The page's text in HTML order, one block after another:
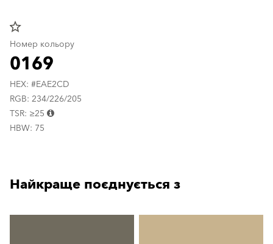
star_border
Номер кольору
0169
HEX: #EAE2CD
RGB: 234/226/205
TSR: ≥25
HBW: 75
Найкраще поєднується з